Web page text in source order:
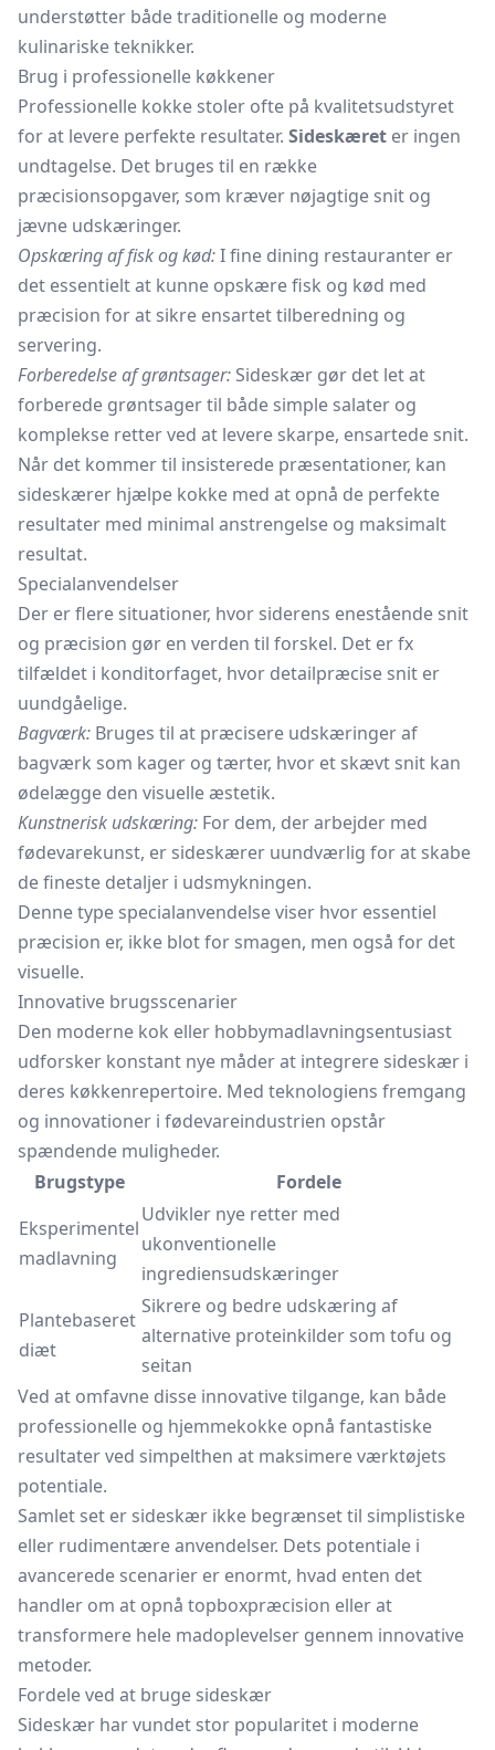
understøtter både traditionelle og moderne
kulinariske teknikker.
Brug i professionelle køkkener
Professionelle kokke stoler ofte på kvalitetsudstyret
for at levere perfekte resultater. Sideskæret er ingen
undtagelse. Det bruges til en række
præcisionsopgaver, som kræver nøjagtige snit og
jævne udskæringer.
Opskæring af fisk og kød:I fine dining restauranter er
det essentielt at kunne opskære fisk og kød med
præcision for at sikre ensartet tilberedning og
servering.
Forberedelse af grøntsager: Sideskær gør det let at
forberede grøntsager til både simple salater og
komplekse retter ved at levere skarpe, ensartede snit.
Når det kommer til insisterede præsentationer, kan
sideskærer hjælpe kokke med at opnå de perfekte
resultater med minimal anstrengelse og maksimalt
resultat.
Specialanvendelser
Der er flere situationer, hvor siderens enestående snit
og præcision gør en verden til forskel. Det er fx
tilfældet i konditorfaget, hvor detailpræcise snit er
uundgåelige.
Bagværk: Bruges til at præcisere udskæringer af
bagværk som kager og tærter, hvor et skævt snit kan
ødelægge den visuelle æstetik.
Kunstnerisk udskæring: For dem, der arbejder med
fødevarekunst, er sideskærer uundværlig for at skabe
de fineste detaljer i udsmykningen.
Denne type specialanvendelse viser hvor essentiel
præcision er, ikke blot for smagen, men også for det
visuelle.
Innovative brugsscenarier
Den moderne kok eller hobbymadlavningsentusiast
udforsker konstant nye måder at integrere sideskær i
deres køkkenrepertoire. Med teknologiens fremgang
og innovationer i fødevareindustrien opstår
spændende muligheder.
Brugstype
Fordele
Eksperimentel
madlavning
Udvikler nye retter med
ukonventionelle
ingrediensudskæringer
Plantebaseret
diæt
Sikrere og bedre udskæring af
alternative proteinkilder som tofu og
seitan
Ved at omfavne disse innovative tilgange, kan både
professionelle og hjemmekokke opnå fantastiske
resultater ved simpelthen at maksimere værktøjets
potentiale.
Samlet set er sideskær ikke begrænset til simplistiske
eller rudimentære anvendelser. Dets potentiale i
avancerede scenarier er enormt, hvad enten det
handler om at opnå topboxpræcision eller at
transformere hele madoplevelser gennem innovative
metoder.
Fordele ved at bruge sideskær
Sideskær har vundet stor popularitet i moderne